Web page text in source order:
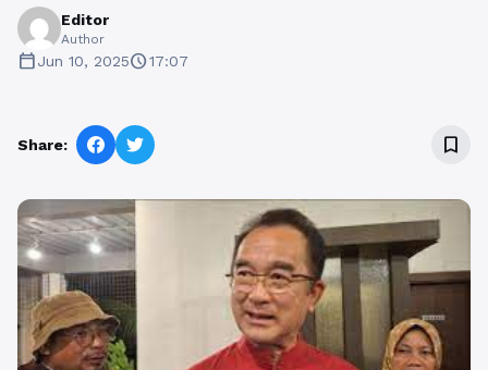
Editor
Author
calendar_todayJun 10, 2025schedule17:07
Share: bookmark_border